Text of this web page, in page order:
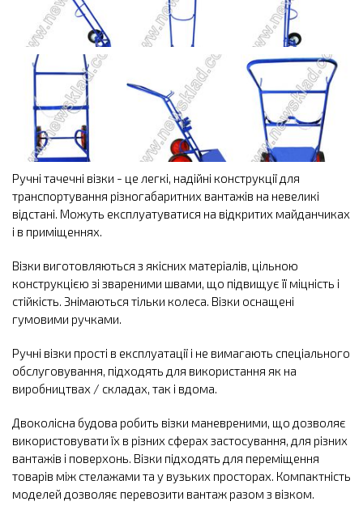
Ручні тачечні візки - це легкі, надійні конструкції для
транспортування різногабаритних вантажів на невеликі
відстані. Можуть експлуатуватися на відкритих майданчиках
і в приміщеннях.
Візки виготовляються з якісних матеріалів, цільною
конструкцією зі звареними швами, що підвищує її міцність і
стійкість. Знімаються тільки колеса. Візки оснащені
гумовими ручками.
Ручні візки прості в експлуатації і не вимагають спеціального
обслуговування, підходять для використання як на
виробництвах / складах, так і вдома.
Двоколісна будова робить візки маневреними, що дозволяє
використовувати їх в різних сферах застосування, для різних
вантажів і поверхонь. Візки підходять для переміщення
товарів між стелажами та у вузьких просторах. Компактність
моделей дозволяє перевозити вантаж разом з візком.